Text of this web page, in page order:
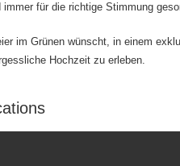
für die richtige Stimmung
im Grünen wünscht, in einem
Hochzeit zu erleben.